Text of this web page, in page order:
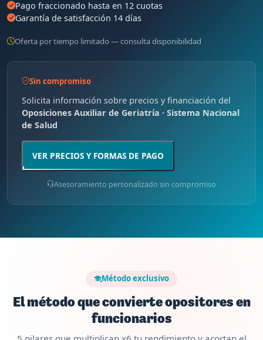
Pago fraccionado hasta en 12 cuotas
Garantía de satisfacción 14 días
Oferta por tiempo limitado — consulta disponibilidad
Sin compromiso
Solicita información sobre precios y financiación del
Oposiciones Auxiliar de Geriatría · Sistema Nacional
de Salud
VER PRECIOS Y FORMAS DE PAGO
Asesoramiento personalizado sin compromiso
Método exclusivo
El método que convierte opositores en
funcionarios